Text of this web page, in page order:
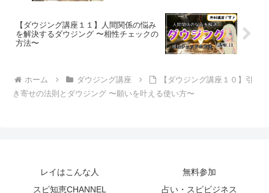
【ダウジング講座１１】人間関係の悩み
を解決するダウジング 〜相性チェックの
方法〜
ホーム ダウジング講座
【ダウジング講座１０】引
き寄せの法則とダウジング 〜願いを叶える使い方〜
レイはこんな人
無料参加
スピ知恵CHANNEL
占い・スピビジネス